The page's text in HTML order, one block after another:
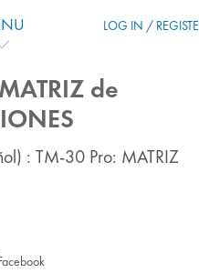
LOG IN /
de
: TM-30 Pro: MATRIZ